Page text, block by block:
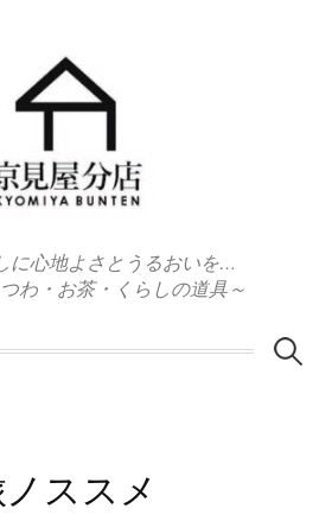
に心地よさとうるおいを…
わ・お茶・くらしの道具～
検
ススメ